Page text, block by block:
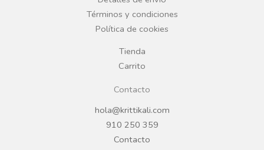
k a
Términos y condiciones
Política de cookies
Tienda
Carrito
Contacto
hola@krittikali.com
910 250 359
Contacto